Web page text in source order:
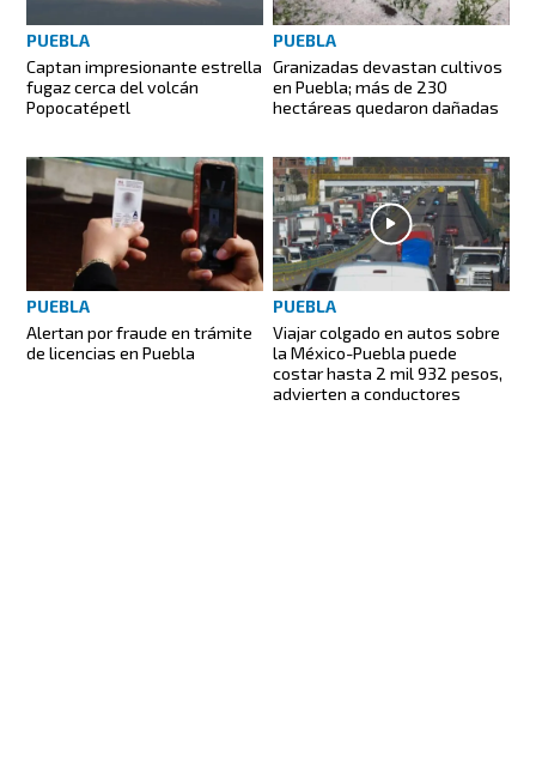
PUEBLA
Captan impresionante estrella
fugaz cerca del volcán
Popocatépetl
PUEBLA
Granizadas devastan cultivos
en Puebla; más de 230
hectáreas quedaron dañadas
PUEBLA
Alertan por fraude en trámite
de licencias en Puebla
PUEBLA
Viajar colgado en autos sobre
la México-Puebla puede
costar hasta 2 mil 932 pesos,
advierten a conductores